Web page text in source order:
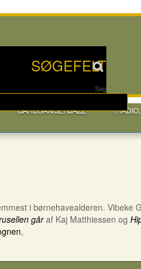
SØGEFELT
Søg
GÅRDSANGERJAZZ
i børnehavealderen. Vibeke
gåraf Kaj Matthiessen og
,